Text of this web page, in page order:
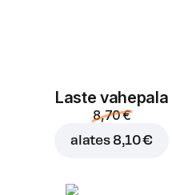
Laste vahepala
8,70 €
alates 8,10 €